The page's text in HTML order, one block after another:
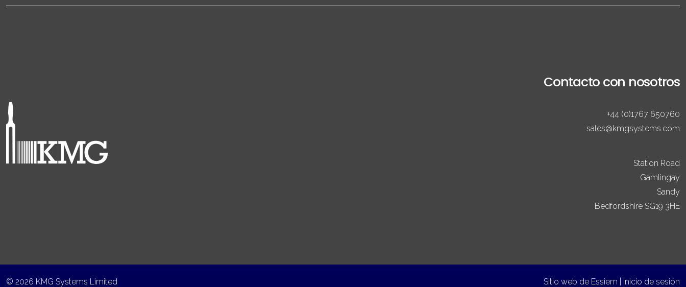
Contacto con nosotros
+44 (0)1767 650760
sales@kmgsystems.com
Station Road
Gamlingay
Sandy
Bedfordshire SG19 3HE
© 2026 KMG Systems Limited Sitio web de Essiem Inicio de sesión